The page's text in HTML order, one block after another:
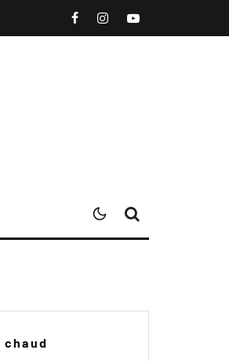
chaud